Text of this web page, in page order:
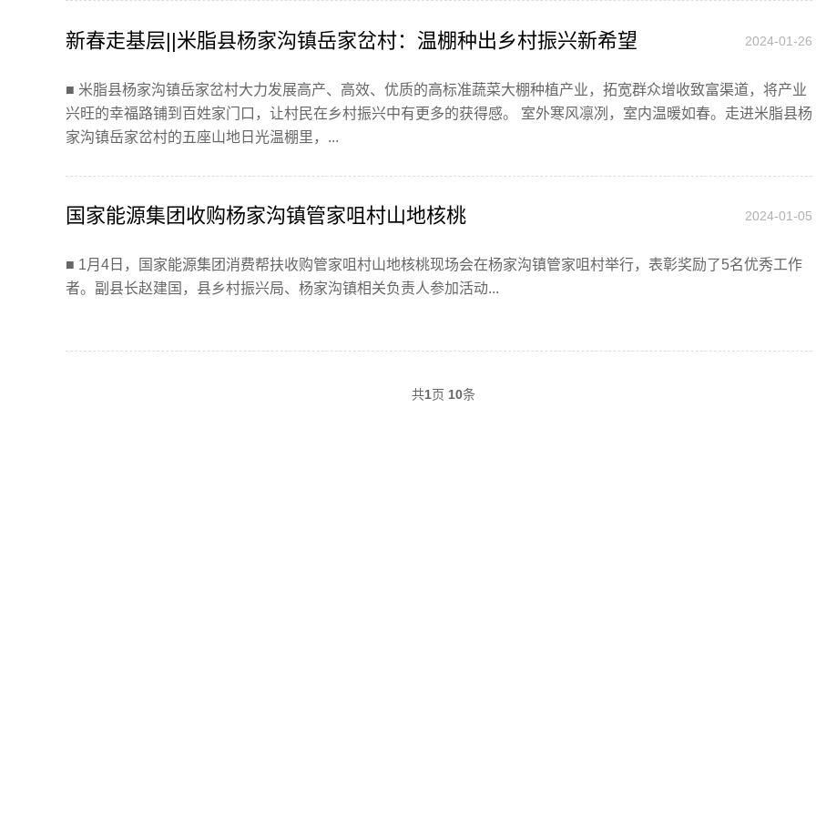
新春走基层||米脂县杨家沟镇岳家岔村：温棚种出乡村振兴新希望 2024-01-26
■ 米脂县杨家沟镇岳家岔村大力发展高产、高效、优质的高标准蔬菜大棚种植产业，拓宽群众增收致富渠道，将产业
兴旺的幸福路铺到百姓家门口，让村民在乡村振兴中有更多的获得感。 室外寒风凛冽，室内温暖如春。走进米脂县杨
家沟镇岳家岔村的五座山地日光温棚里，...
国家能源集团收购杨家沟镇管家咀村山地核桃 2024-01-05
■ 1月4日，国家能源集团消费帮扶收购管家咀村山地核桃现场会在杨家沟镇管家咀村举行，表彰奖励了5名优秀工作
者。副县长赵建国，县乡村振兴局、杨家沟镇相关负责人参加活动...
共1页 10条